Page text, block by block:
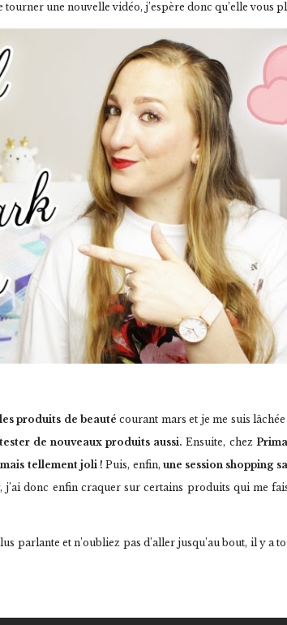
tourner une nouvelle vidéo, j’espère donc qu’elle vous
produits de beauté courant mars et je me suis lâchée
de nouveaux produits aussi. Ensuite, chez
tellement joli ! Puis, enfin, une session shopping
, j’ai donc enfin craquer sur certains produits qui me
parlante et n’oubliez pas d’aller jusqu’au bout, il y a